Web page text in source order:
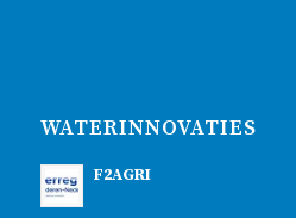
WATERINNOVATIES
F2AGRI